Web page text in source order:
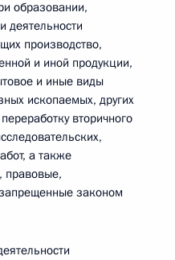
образовании,
деятельности
производство,
и иной продукции,
и иные виды
ископаемых, других
вторичного
а также
правовые,
законом